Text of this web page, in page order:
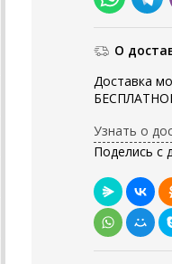
О
Доставка
Узнать о
Поделись с